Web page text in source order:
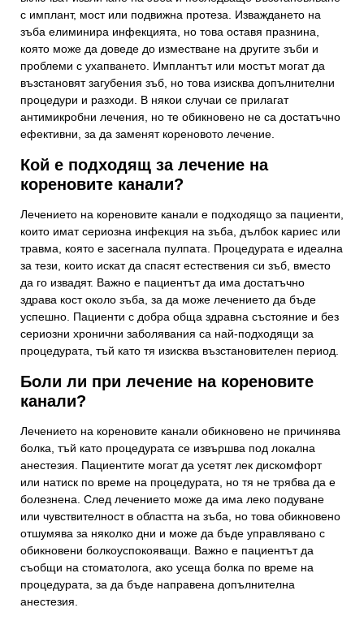
с имплант, мост или подвижна протеза. Изваждането на
зъба елиминира инфекцията, но това оставя празнина,
която може да доведе до изместване на другите зъби и
проблеми с ухапването. Имплантът или мостът могат да
възстановят загубения зъб, но това изисква допълнителни
процедури и разходи. В някои случаи се прилагат
антимикробни лечения, но те обикновено не са достатъчно
ефективни, за да заменят кореновото лечение.
Кой е подходящ за лечение на
кореновите канали?
Лечението на кореновите канали е подходящо за пациенти,
които имат сериозна инфекция на зъба, дълбок кариес или
травма, която е засегнала пулпата. Процедурата е идеална
за тези, които искат да спасят естествения си зъб, вместо
да го извадят. Важно е пациентът да има достатъчно
здрава кост около зъба, за да може лечението да бъде
успешно. Пациенти с добра обща здравна състояние и без
сериозни хронични заболявания са най-подходящи за
процедурата, тъй като тя изисква възстановителен период.
Боли ли при лечение на кореновите
канали?
Лечението на кореновите канали обикновено не причинява
болка, тъй като процедурата се извършва под локална
анестезия. Пациентите могат да усетят лек дискомфорт
или натиск по време на процедурата, но тя не трябва да е
болезнена. След лечението може да има леко подуване
или чувствителност в областта на зъба, но това обикновено
отшумява за няколко дни и може да бъде управлявано с
обикновени болкоуспокояващи. Важно е пациентът да
съобщи на стоматолога, ако усеща болка по време на
процедурата, за да бъде направена допълнителна
анестезия.